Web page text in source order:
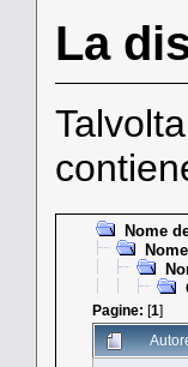
La
Nome
Pagine: [1]